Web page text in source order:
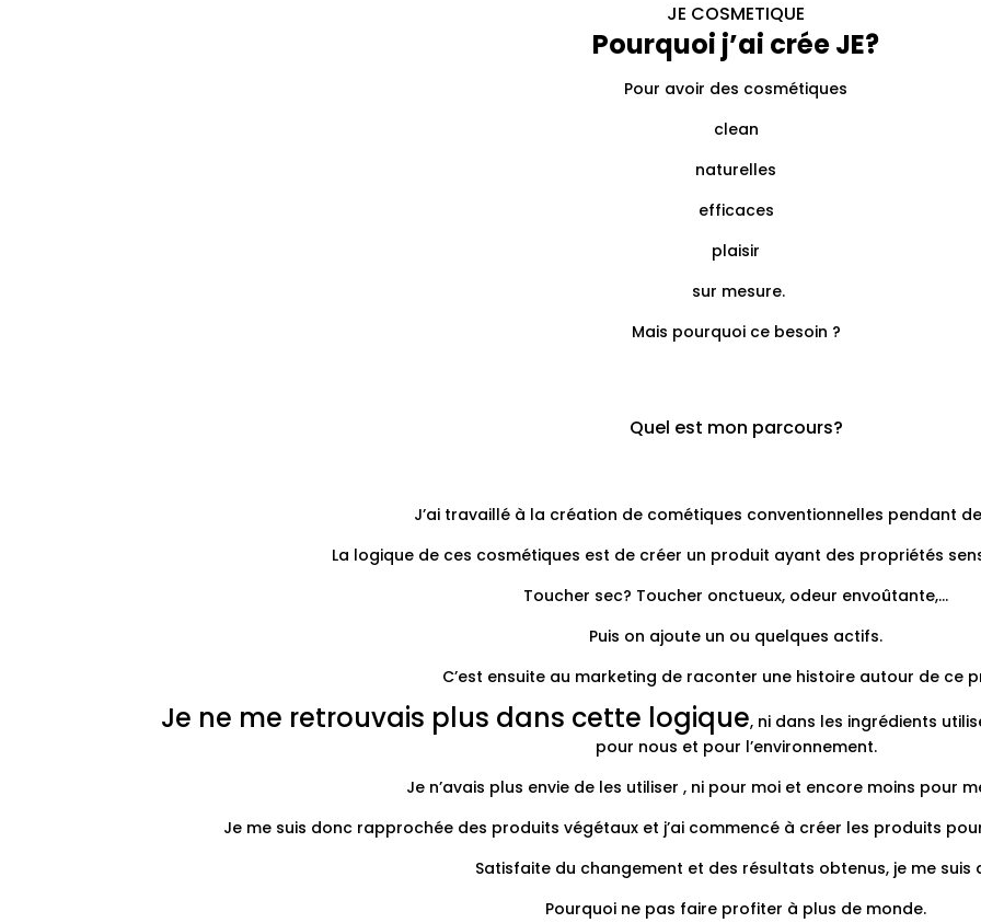
JE COSMETIQUE
Pourquoi j’ai crée JE?
Pour avoir des cosmétiques
clean
naturelles
efficaces
plaisir
sur mesure.
Mais pourquoi ce besoin ?
Quel est mon parcours?
J’ai travaillé à la création de cométiques conventionnelles pendant
La logique de ces cosmétiques est de créer un produit ayant des propriétés
Toucher sec? Toucher onctueux, odeur envoûtante,…
Puis on ajoute un ou quelques actifs.
C’est ensuite au marketing de raconter une histoire autour de ce
Je ne me retrouvais plus dans cette logique, ni dans les ingrédients
pour nous et pour l’environnement.
Je n’avais plus envie de les utiliser , ni pour moi et encore moins pour
Je me suis donc rapprochée des produits végétaux et j’ai commencé à créer les produits
Satisfaite du changement et des résultats obtenus, je me suis
Pourquoi ne pas faire profiter à plus de monde.